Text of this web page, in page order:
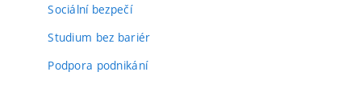
Sociální bezpečí
Studium bez bariér
Podpora podnikání